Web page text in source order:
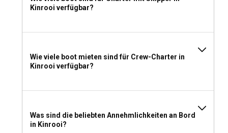
einpacken?
Wenn Sie in Kinrooi Ihre gecharterte Yacht besteigen,
müssen Sie klug packen. Mehrschichtige Kleidung,
wunderbare Ausblicke auf Ihr Segelabenteuer in Kinrooi
einzufangen.
Kinrooi verfügbar?
Wie viele boot mieten sind für Crew-Charter in
Kinrooi verfügbar?
Was sind die beliebten Annehmlichkeiten an Bord
in Kinrooi?